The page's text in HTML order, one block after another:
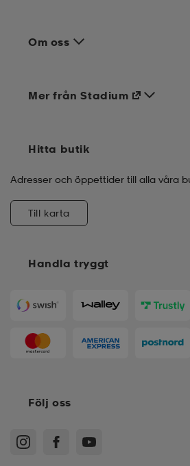
Om oss
Handla tryggt
Mer från Stadium
Hitta butik
Adresser och öppettider till alla våra
Till karta
Följ oss